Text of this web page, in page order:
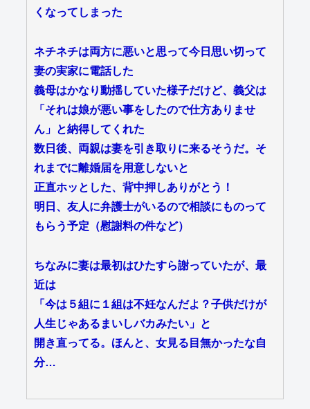
くなってしまった
ネチネチは両方に悪いと思って今日思い切って
妻の実家に電話した
義母はかなり動揺していた様子だけど、義父は
「それは娘が悪い事をしたので仕方ありませ
ん」と納得してくれた
数日後、両親は妻を引き取りに来るそうだ。そ
れまでに離婚届を用意しないと
正直ホッとした、背中押しありがとう！
明日、友人に弁護士がいるので相談にものって
もらう予定（慰謝料の件など）
ちなみに妻は最初はひたすら謝っていたが、最
近は
「今は５組に１組は不妊なんだよ？子供だけが
人生じゃあるまいしバカみたい」と
開き直ってる。ほんと、女見る目無かったな自
分…